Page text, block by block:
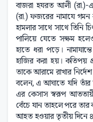
বাজরা হযরত আলী
(রা.) ফজরের নামাযে
হামলার সাথে সাথে
পালিয়ে যেতে সক্ষম
হাতে ধরা পড়ে।
হাজির করা হয়। কতিপয়
তাকে আরামে রাখার
বলেন, এ আঘাতে যদি তাঁর
এর কেসাস স্বরূপ
বেঁচে যান তাহলে পরে তার
আহত হওয়ার তৃতীয় দিনে